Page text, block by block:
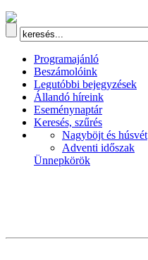
Programajánló
Beszámolóink
Legutóbbi bejegyzések
Állandó híreink
Eseménynaptár
Keresés, szűrés
Nagyböjt és húsvét
Adventi időszak
Ünnepkörök